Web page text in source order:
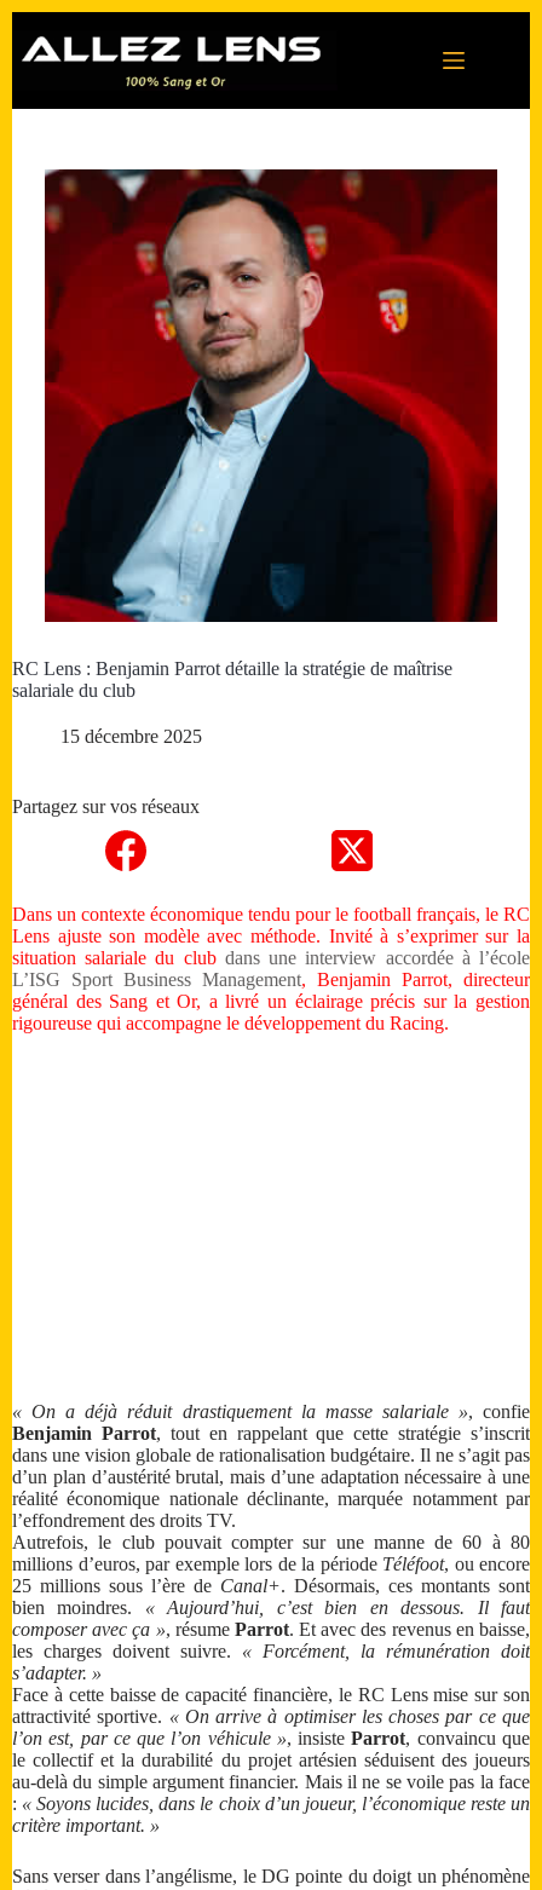
contenu
RC Lens : Benjamin Parrot détaille la stratégie de maîtrise
salariale du club
15 décembre 2025
Partagez sur vos réseaux
Dans un contexte économique tendu pour le football français, le RC
Lens ajuste son modèle avec méthode. Invité à s’exprimer sur la
situation salariale du club dans une interview accordée à l’école
L’ISG Sport Business Management, Benjamin Parrot, directeur
général des Sang et Or, a livré un éclairage précis sur la gestion
rigoureuse qui accompagne le développement du Racing.
« On a déjà réduit drastiquement la masse salariale », confie
Benjamin Parrot, tout en rappelant que cette stratégie s’inscrit
dans une vision globale de rationalisation budgétaire. Il ne s’agit pas
d’un plan d’austérité brutal, mais d’une adaptation nécessaire à une
réalité économique nationale déclinante, marquée notamment par
l’effondrement des droits TV.
Autrefois, le club pouvait compter sur une manne de 60 à 80
millions d’euros, par exemple lors de la période Téléfoot, ou encore
25 millions sous l’ère de Canal+. Désormais, ces montants sont
bien moindres. « Aujourd’hui, c’est bien en dessous. Il faut
composer avec ça », résume Parrot. Et avec des revenus en baisse,
les charges doivent suivre. « Forcément, la rémunération doit
s’adapter. »
Face à cette baisse de capacité financière, le RC Lens mise sur son
attractivité sportive. « On arrive à optimiser les choses par ce que
l’on est, par ce que l’on véhicule », insisteParrot, convaincu que
le collectif et la durabilité du projet artésien séduisent des joueurs
au-delà du simple argument financier. Mais il ne se voile pas la face
: « Soyons lucides, dans le choix d’un joueur, l’économique reste un
critère important. »
Sans verser dans l’angélisme, le DG pointe du doigt un phénomène